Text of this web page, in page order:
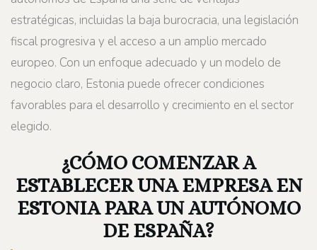
estratégicas, incluidas la baja burocracia, una legislación
fiscal progresiva y el acceso a un amplio mercado
europeo. Con un enfoque adecuado y un modelo de
negocio claro, Estonia puede ofrecer condiciones
favorables para el desarrollo y crecimiento en el sector
elegido.
¿CÓMO COMENZAR A
ESTABLECER UNA EMPRESA EN
ESTONIA PARA UN AUTÓNOMO
DE ESPAÑA?